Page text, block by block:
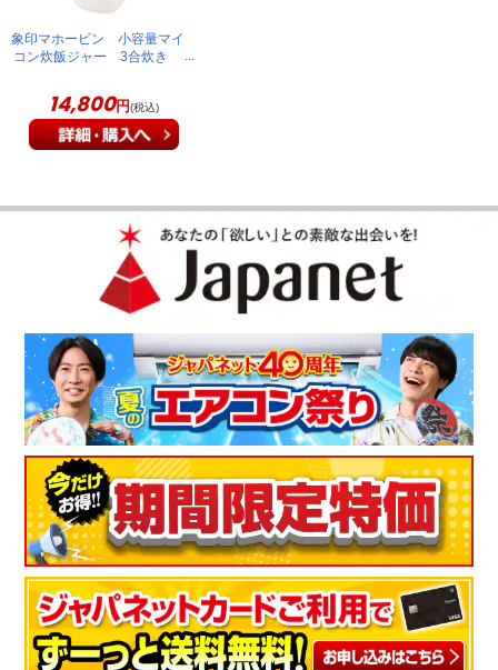
しく炊き上がってとても嬉しいです。
す。
商品により、同一シリーズをご購入された方の声を含みます。
象印マホービン 小容量マイ
コン炊飯ジャー 3合炊き
14,800円(税込)